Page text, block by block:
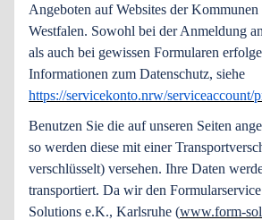
Angeboten auf Websites der
Westfalen. Sowohl bei der Anmeldung
als auch bei gewissen Formularen
Informationen zum Datenschutz, siehe
https://servicekonto.nrw/serviceaccount/
Benutzen Sie die auf unseren Seiten
so werden diese mit einer
verschlüsselt) versehen. Ihre Daten
transportiert. Da wir den
Solutions e.K., Karlsruhe (www.form-